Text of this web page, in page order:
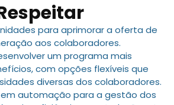
para aprimorar a oferta de
aos colaboradores.
um programa mais
com opções flexíveis que
diversas dos colaboradores.
em automação para a gestão dos